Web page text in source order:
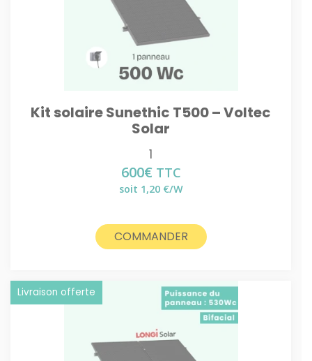
Kit solaire Sunethic T500 – Voltec
Solar
1
600€ TTC
soit 1,20 €/W
COMMANDER
Livraison offerte